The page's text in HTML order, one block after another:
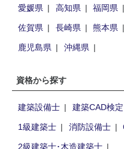
愛媛県
高知県 福岡県
佐賀県
長崎県 熊本県
鹿児島県
沖縄県
資格から探す
建築設備士 建築CAD検定
1級建築士
消防設備士
2級建築士･木造建築士